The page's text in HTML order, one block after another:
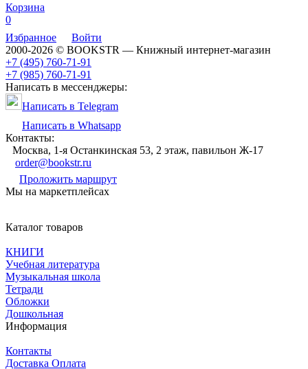
Корзина
0
Избранное
Войти
2000-2026 © BOOKSTR — Книжный интернет-магазин
+7 (495) 760-71-91
+7 (985) 760-71-91
Написать в мессенджеры:
Написать в Telegram
Написать в Whatsapp
Контакты:
Москва, 1-я Останкинская 53, 2 этаж, павильон Ж-17
order@bookstr.ru
Проложить маршрут
Мы на маркетплейсах
Каталог товаров
КНИГИ
Учебная литература
Музыкальная школа
Тетради
Обложки
Дошкольная
Информация
Контакты
Доставка Оплата